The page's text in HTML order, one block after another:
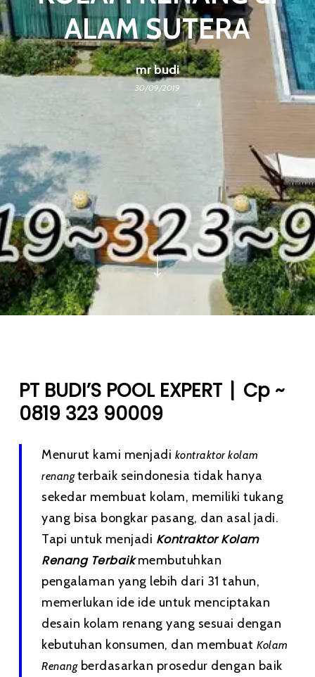
ALAM SUTERA
mr budi
30/09/2019
PT BUDI’S POOL EXPERT| Cp ~
0819 323 90009
Menurut kami menjadi kontraktor kolam
renangterbaik seindonesia tidak hanya
sekedar membuat kolam, memiliki tukang
yang bisa bongkar pasang, dan asal jadi.
Tapi untuk menjadi Kontraktor Kolam
Renang Terbaikmembutuhkan
pengalaman yang lebih dari 31 tahun,
memerlukan ide ide untuk menciptakan
desain kolam renang yang sesuai dengan
kebutuhan konsumen, dan membuatKolam
Renangberdasarkan prosedur dengan baik